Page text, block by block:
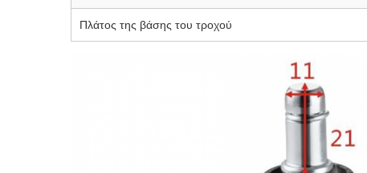
Πλάτος της βάσης του τροχού